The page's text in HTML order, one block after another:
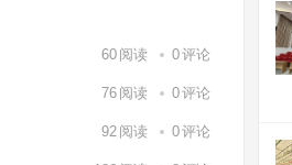
60 阅读 0评论
76 阅读 0评论
92 阅读 0评论